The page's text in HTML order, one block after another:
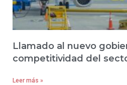
Llamado al nuevo
competitividad del
Leer más »